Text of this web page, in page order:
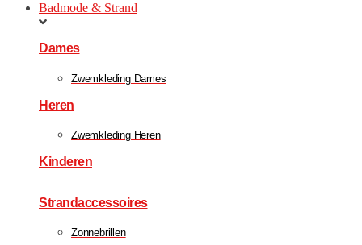
Badmode & Strand
Dames
Zwemkleding Dames
Heren
Zwemkleding Heren
Kinderen
Strandaccessoires
Zonnebrillen